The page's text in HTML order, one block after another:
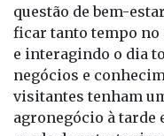
visitantes tenham
agronegócio à tarde
grade de
Nogueira Marques
marketing do Siran.